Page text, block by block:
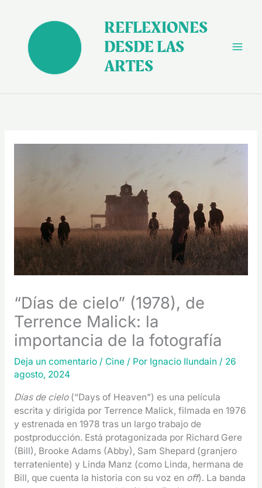
contenido
REFLEXIONES
DESDE LAS
ARTES
“Días de cielo” (1978), de
Terrence Malick: la
importancia de la fotografía
Deja un comentario / Cine/ Por Ignacio Ilundain / 26
agosto, 2024
Días de cielo(“Days of Heaven”) es una película
escrita y dirigida por Terrence Malick, filmada en 1976
y estrenada en 1978 tras un largo trabajo de
postproducción. Está protagonizada por Richard Gere
(Bill), Brooke Adams (Abby), Sam Shepard (granjero
terrateniente) y Linda Manz (como Linda, hermana de
Bill, que cuenta la historia con su voz en off). La banda